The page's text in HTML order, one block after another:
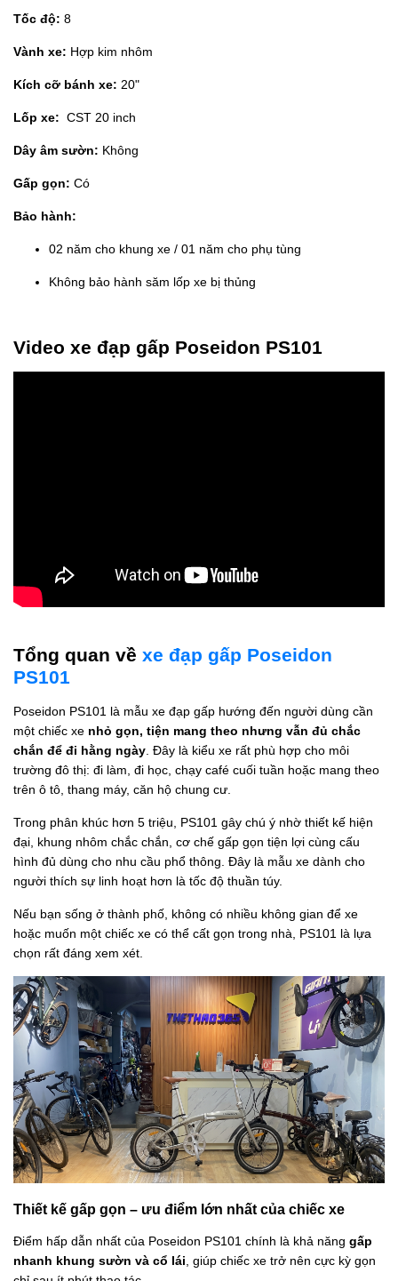
Tốc độ: 8
Vành xe: Hợp kim nhôm
Kích cỡ bánh xe: 20"
Lốp xe: CST 20 inch
Dây âm sườn: Không
Gấp gọn: Có
Bảo hành:
02 năm cho khung xe / 01 năm cho phụ tùng
Không bảo hành săm lốp xe bị thủng
Video xe đạp gấp Poseidon PS101
Tổng quan về xe đạp gấp Poseidon
PS101
Poseidon PS101 là mẫu xe đạp gấp hướng đến người dùng cần
một chiếc xe nhỏ gọn, tiện mang theo nhưng vẫn đủ chắc
chắn để đi hằng ngày . Đây là kiểu xe rất phù hợp cho môi
trường đô thị: đi làm, đi học, chạy café cuối tuần hoặc mang theo
trên ô tô, thang máy, căn hộ chung cư.
Trong phân khúc hơn 5 triệu, PS101 gây chú ý nhờ thiết kế hiện
đại, khung nhôm chắc chắn, cơ chế gấp gọn tiện lợi cùng cấu
hình đủ dùng cho nhu cầu phổ thông. Đây là mẫu xe dành cho
người thích sự linh hoạt hơn là tốc độ thuần túy.
Nếu bạn sống ở thành phố, không có nhiều không gian để xe
hoặc muốn một chiếc xe có thể cất gọn trong nhà, PS101 là lựa
chọn rất đáng xem xét.
Thiết kế gấp gọn – ưu điểm lớn nhất của chiếc xe
Điểm hấp dẫn nhất của Poseidon PS101 chính là khả năng gấp
nhanh khung sườn và cổ lái , giúp chiếc xe trở nên cực kỳ gọn